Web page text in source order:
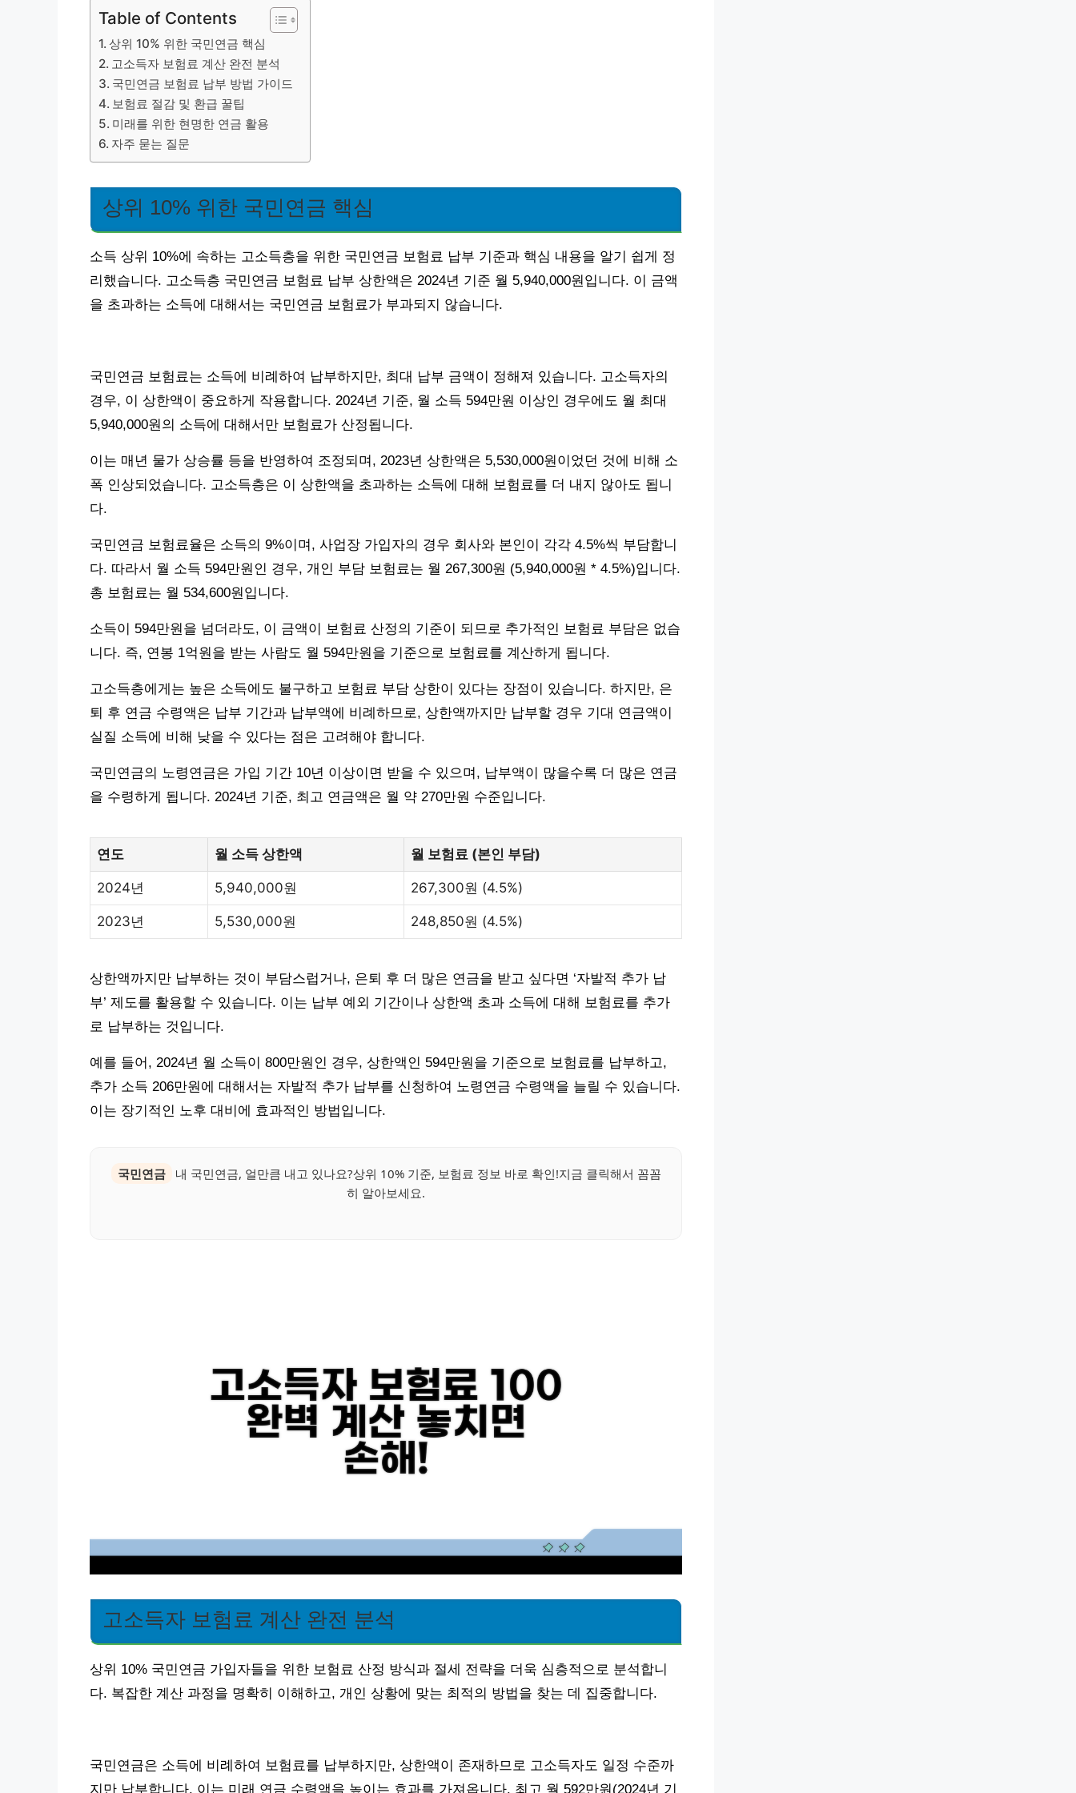
Table of Contents
상위 10% 위한 국민연금 핵심
고소득자 보험료 계산 완전 분석
국민연금 보험료 납부 방법 가이드
보험료 절감 및 환급 꿀팁
미래를 위한 현명한 연금 활용
자주 묻는 질문
상위 10% 위한 국민연금 핵심
소득 상위 10%에 속하는 고소득층을 위한 국민연금 보험료 납부 기준과 핵심 내용을 알기 쉽게 정
리했습니다. 고소득층 국민연금 보험료 납부 상한액은 2024년 기준 월 5,940,000원입니다. 이 금액
을 초과하는 소득에 대해서는 국민연금 보험료가 부과되지 않습니다.
국민연금 보험료는 소득에 비례하여 납부하지만, 최대 납부 금액이 정해져 있습니다. 고소득자의
경우, 이 상한액이 중요하게 작용합니다. 2024년 기준, 월 소득 594만원 이상인 경우에도 월 최대
5,940,000원의 소득에 대해서만 보험료가 산정됩니다.
이는 매년 물가 상승률 등을 반영하여 조정되며, 2023년 상한액은 5,530,000원이었던 것에 비해 소
폭 인상되었습니다. 고소득층은 이 상한액을 초과하는 소득에 대해 보험료를 더 내지 않아도 됩니
다.
국민연금 보험료율은 소득의 9%이며, 사업장 가입자의 경우 회사와 본인이 각각 4.5%씩 부담합니
다. 따라서 월 소득 594만원인 경우, 개인 부담 보험료는 월 267,300원 (5,940,000원 * 4.5%)입니다.
총 보험료는 월 534,600원입니다.
소득이 594만원을 넘더라도, 이 금액이 보험료 산정의 기준이 되므로 추가적인 보험료 부담은 없습
니다. 즉, 연봉 1억원을 받는 사람도 월 594만원을 기준으로 보험료를 계산하게 됩니다.
고소득층에게는 높은 소득에도 불구하고 보험료 부담 상한이 있다는 장점이 있습니다. 하지만, 은
퇴 후 연금 수령액은 납부 기간과 납부액에 비례하므로, 상한액까지만 납부할 경우 기대 연금액이
실질 소득에 비해 낮을 수 있다는 점은 고려해야 합니다.
국민연금의 노령연금은 가입 기간 10년 이상이면 받을 수 있으며, 납부액이 많을수록 더 많은 연금
을 수령하게 됩니다. 2024년 기준, 최고 연금액은 월 약 270만원 수준입니다.
연도 월 소득 상한액 월 보험료 (본인 부담)
2024년 5,940,000원 267,300원 (4.5%)
2023년 5,530,000원 248,850원 (4.5%)
상한액까지만 납부하는 것이 부담스럽거나, 은퇴 후 더 많은 연금을 받고 싶다면 ‘자발적 추가 납
부’ 제도를 활용할 수 있습니다. 이는 납부 예외 기간이나 상한액 초과 소득에 대해 보험료를 추가
로 납부하는 것입니다.
예를 들어, 2024년 월 소득이 800만원인 경우, 상한액인 594만원을 기준으로 보험료를 납부하고,
추가 소득 206만원에 대해서는 자발적 추가 납부를 신청하여 노령연금 수령액을 늘릴 수 있습니다.
이는 장기적인 노후 대비에 효과적인 방법입니다.
국민연금
내 국민연금, 얼만큼 내고 있나요?상위 10% 기준, 보험료 정보 바로 확인!지금 클릭해서 꼼꼼
히 알아보세요.
고소득자 보험료 계산 완전 분석
상위 10% 국민연금 가입자들을 위한 보험료 산정 방식과 절세 전략을 더욱 심층적으로 분석합니
다. 복잡한 계산 과정을 명확히 이해하고, 개인 상황에 맞는 최적의 방법을 찾는 데 집중합니다.
국민연금은 소득에 비례하여 보험료를 납부하지만, 상한액이 존재하므로 고소득자도 일정 수준까
지만 납부합니다. 이는 미래 연금 수령액을 높이는 효과를 가져옵니다. 최고 월 592만원(2024년 기